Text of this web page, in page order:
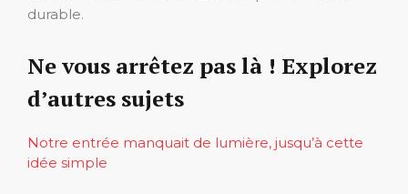
durable.
Ne vous arrêtez pas là ! Explorez
d’autres sujets
Notre entrée manquait de lumière, jusqu’à cette
idée simple